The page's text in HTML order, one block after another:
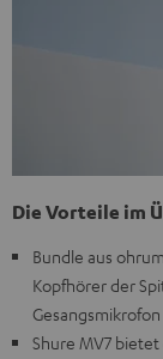
Die Vorteile im
Bundle aus
Kopfhörer der
Shure MV7